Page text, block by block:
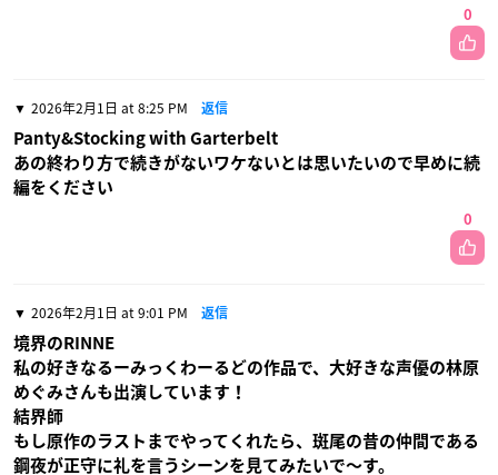
0
2026年2月1日 at 8:25 PM 返信
Panty&Stocking with Garterbelt
あの終わり方で続きがないワケないとは思いたいので早めに続
編をください
0
2026年2月1日 at 9:01 PM 返信
境界のRINNE
私の好きなるーみっくわーるどの作品で、大好きな声優の林原
めぐみさんも出演しています！
結界師
もし原作のラストまでやってくれたら、斑尾の昔の仲間である
鋼夜が正守に礼を言うシーンを見てみたいで〜す。